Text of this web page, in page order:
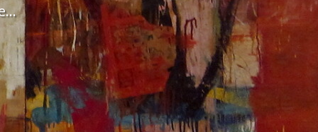
de
came
", terug te